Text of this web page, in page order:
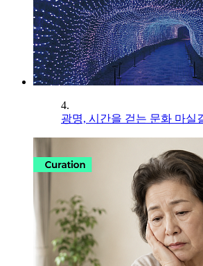
4.
광명, 시간을 걷는 문화 마실